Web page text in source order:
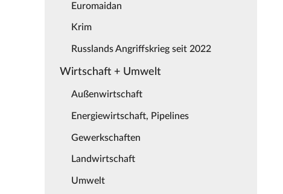
Euromaidan
Krim
Russlands Angriffskrieg seit 2022
Wirtschaft + Umwelt
Außenwirtschaft
Energiewirtschaft, Pipelines
Gewerkschaften
Landwirtschaft
Umwelt